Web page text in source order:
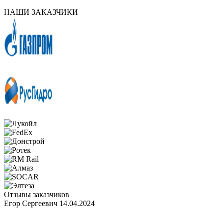
НАШИ ЗАКАЗЧИКИ
Отзывы заказчиков
Егор Сергеевич 14.04.2024